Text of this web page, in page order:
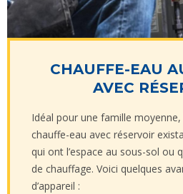
CHAUFFE-EAU
AVEC
Idéal pour une famille
chauffe-eau avec réservoir
qui ont l’espace au sous-sol ou
de chauffage. Voici quelques
d’appareil :